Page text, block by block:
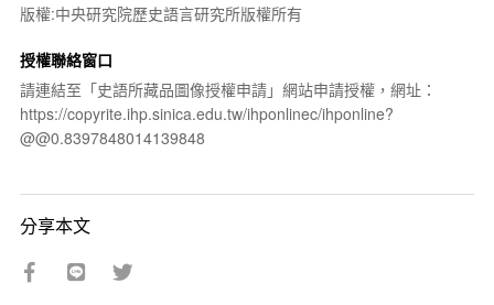
版權:中央研究院歷史語言研究所版權所有
授權聯絡窗口
請連結至「史語所藏品圖像授權申請」網站申請授權，網址：
https://copyrite.ihp.sinica.edu.tw/ihponlinec/ihponline?
@@0.8397848014139848
分享本文